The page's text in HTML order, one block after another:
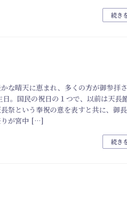
続き
な晴天に恵まれ、多くの方が御参拝
。国民の祝日の１つで、以前は天長
祭という奉祝の意を表すと共に、御
りが宮中 […]
続き